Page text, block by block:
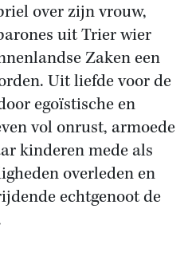
over zijn vrouw,
uit Trier wier
Zaken een
Uit liefde voor de
egoïstische en
vol onrust, armoede
kinderen mede als
overleden en
echtgenoot de